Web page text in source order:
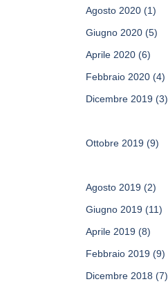
Agosto 2020 (1)
Giugno 2020 (5)
Aprile 2020 (6)
Febbraio 2020 (4)
Dicembre 2019 (3)
Ottobre 2019 (9)
Agosto 2019 (2)
Giugno 2019 (11)
Aprile 2019 (8)
Febbraio 2019 (9)
Dicembre 2018 (7)